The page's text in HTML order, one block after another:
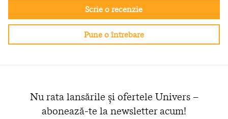
Scrie o recenzie
Pune o întrebare
Nu rata lansările și ofertele Univers –
abonează-te la newsletter acum!